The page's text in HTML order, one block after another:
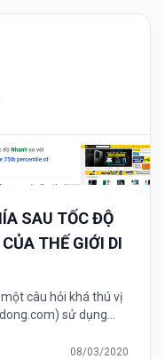
SAU TỐC ĐỘ
THẾ GIỚI DI
câu hỏi khá thú vị
sử dụng
08/03/2020